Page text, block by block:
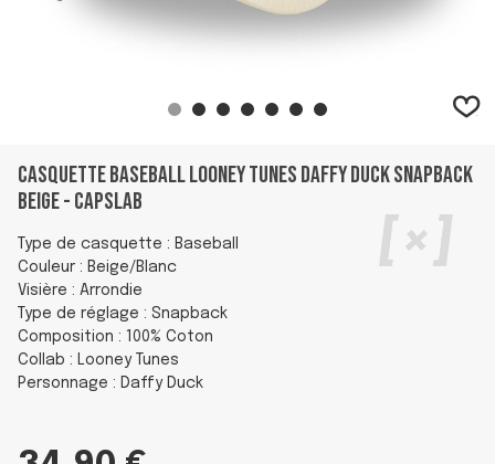
Casquette Baseball Looney Tunes Daffy Duck Snapback
Beige - Capslab
Type de casquette : Baseball
Couleur : Beige/Blanc
Visière : Arrondie
Type de réglage : Snapback
Composition : 100% Coton
Collab : Looney Tunes
Personnage : Daffy Duck